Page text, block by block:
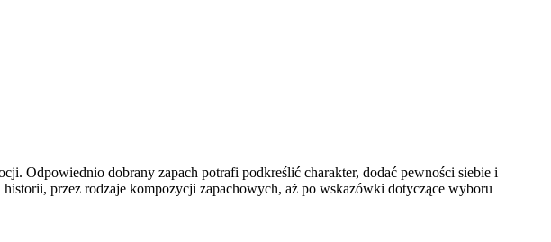
Odpowiednio dobrany zapach potrafi podkreślić charakter, dodać pewności siebie i
przez rodzaje kompozycji zapachowych, aż po wskazówki dotyczące wyboru